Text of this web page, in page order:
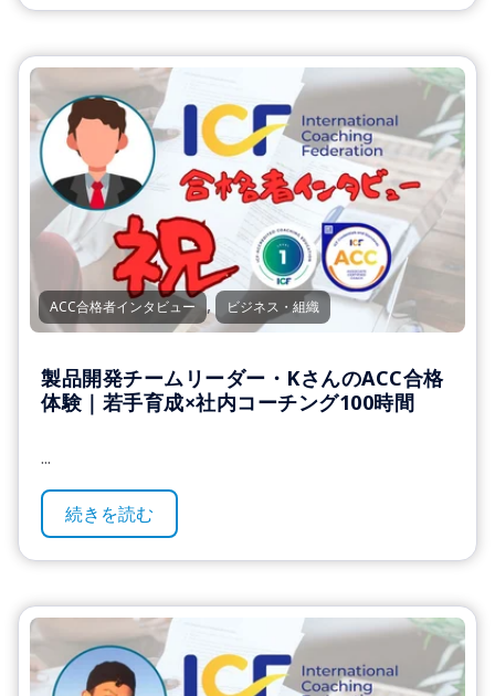
ACC合格者インタビュー , ビジネス・組織
製品開発チームリーダー・KさんのACC合格
体験｜若手育成×社内コーチング100時間
...
続きを読む